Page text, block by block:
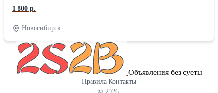
керамогранит с реалистичными эффектами камня и дерева.
Сочетание высокого качества исполнения и современного
дизайна позволяет создавать выразительные интерьерные
решения. Наши преимущества: керамогранит, точно
передающий фактуру природных материалов; стабильно высокое
качество продукции; дилерские цены — они помогут вам
уверенно конкурировать на рынке. Приглашаем к
взаимовыгодному сотрудничеству: будем рады работать со
строительными и торговыми компаниями, магазинами и
1 800 р.
Новосибирск
Объявления без суеты
Правила Контакты
© 2026